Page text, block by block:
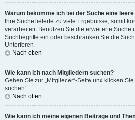
Warum bekomme ich bei der Suche eine leere
Ihre Suche lieferte zu viele Ergebnisse, somit
verarbeiten. Benutzen Sie die erweiterte Suche
Suchbegriffe ein oder beschränken Sie die
Unterforen.
Nach oben
Wie kann ich nach Mitgliedern suchen?
Gehen Sie zur „Mitglieder“-Seite und klicken
suchen“.
Nach oben
Wie kann ich meine eigenen Beiträge und